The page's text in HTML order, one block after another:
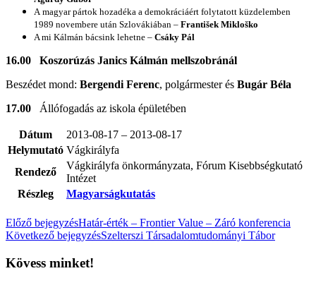
A magyar pártok hozadéka a demokráciáért folytatott küzdelemben
1989 novembere után Szlovákiában – František Mikloško
A mi Kálmán bácsink lehetne – Csáky Pál
16.00 Koszorúzás Janics Kálmán mellszobránál
Beszédet mond: Bergendi Ferenc, polgármester és Bugár Béla
17.00 Állófogadás az iskola épületében
Dátum
2013-08-17 – 2013-08-17
Helymutató Vágkirályfa
Rendező
Vágkirályfa önkormányzata, Fórum Kisebbségkutató
Intézet
Részleg
Magyarságkutatás
Előző bejegyzésHatár-érték – Frontier Value – Záró konferencia
Következő bejegyzésSzelterszi Társadalomtudományi Tábor
Kövess minket!